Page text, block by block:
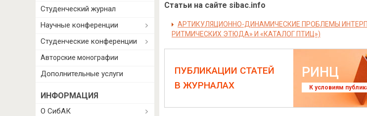
Статьи на сайте sibac.info
АРТИКУЛЯЦИОННО-ДИНАМИЧЕСКИЕ ПРОБЛЕМЫ
РИТМИЧЕСКИХ ЭТЮДА» И «КАТАЛОГ ПТИЦ»)
ПУБЛИКАЦИИ СТАТЕЙ
В ЖУРНАЛАХ
РИНЦ
К условиям
Студенческий журнал
Научные конференции
Студенческие конференции
Авторские монографии
Дополнительные услуги
ИНФОРМАЦИЯ
О СибАК